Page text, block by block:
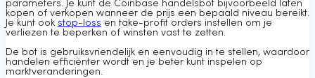
parameters. Je kunt de Coinbase handelsbot bijvoorbeeld laten
kopen of verkopen wanneer de prijs een bepaald niveau bereikt.
Je kunt ook stop-loss en take-profit orders instellen om je
verliezen te beperken of winsten vast te zetten.
De bot is gebruiksvriendelijk en eenvoudig in te stellen, waardoor
handelen efficiënter wordt en je beter kunt inspelen op
marktveranderingen.